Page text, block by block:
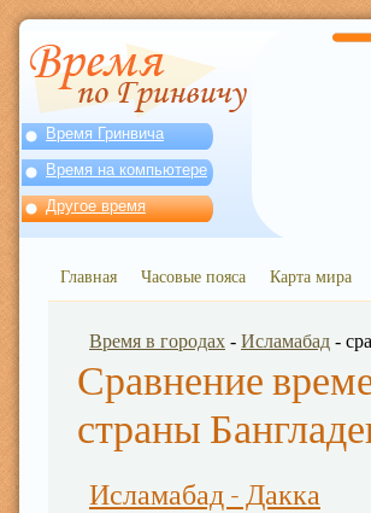
Время Гринвича
Время на компьютере
Другое время
Главная Часовые пояса Карта мира
Время в городах - Исламабад -
Сравнение
страны
Исламабад - Дакка